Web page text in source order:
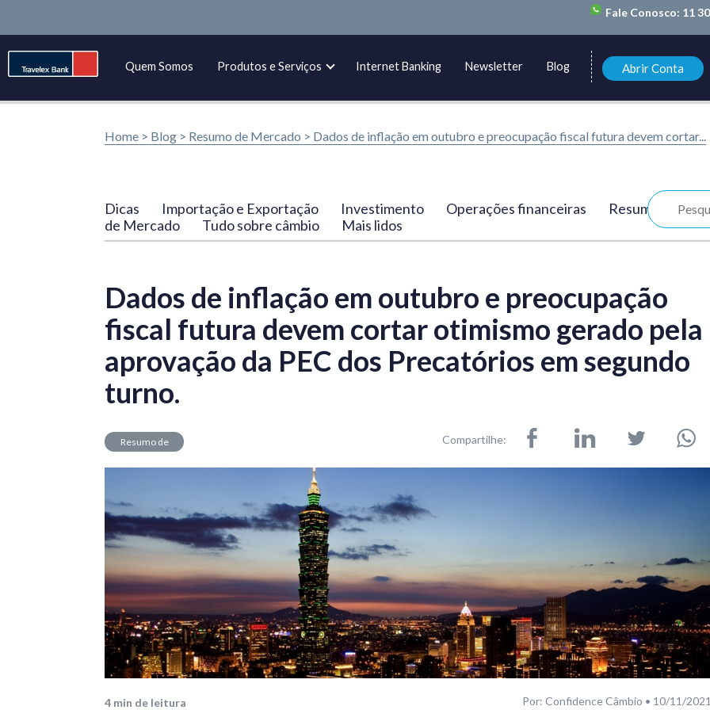
Fale Conosco: 11
Quem Somos Produtos e Serviços Internet Banking Newsletter Blog Abrir Conta
Home > Blog > Resumo de Mercado > Dados de inflação em outubro e preocupação fiscal futura devem cortar...
Dicas Importação e Exportação Investimento Operações financeiras
Resumo
de Mercado
Tudo sobre câmbio Mais lidos
Dados de inflação em outubro e preocupação
fiscal futura devem cortar otimismo gerado pela
aprovação da PEC dos Precatórios em segundo
turno.
Resumo de
Compartilhe:
4 min de leitura Por: Confidence Câmbio • 10/11/